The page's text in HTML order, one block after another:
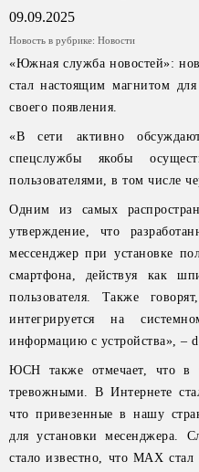
09.09.2025
Новость в рубрике: Новости
«Южная служба новостей»:
стал настоящим магнитом
своего появления.
«В сети активно
спецслужбы якобы
пользователями, в том числе
Одним из самых
утверждение, что
мессенджер при установке
смартфона, действуя как
пользователя. Также
интегрируется на
информацию с устройства», –
ЮСН также отмечает, что в
тревожными. В Интернете
что привезенные в нашу
для установки месенджера.
стало известно, что МАХ стал